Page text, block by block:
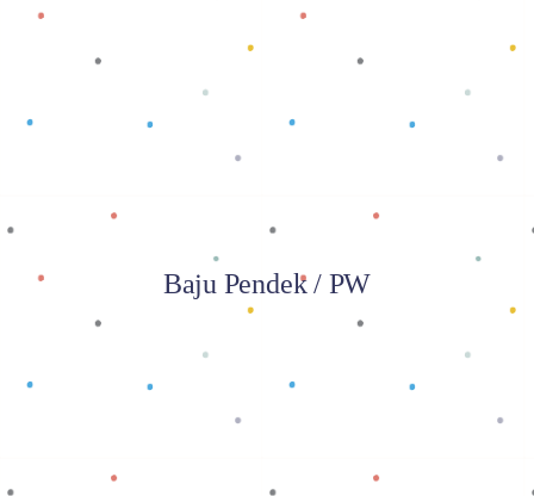
Baca selengkapnya
Baju Pendek / PW